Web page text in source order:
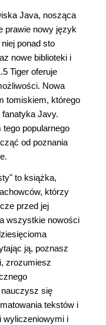
Java, nosząca
prawie nowy język
ponad sto
nowe biblioteki i
Tiger oferuje
Nowa
tomiskiem, którego
Javy.
popularnego
od poznania
to książka,
którzy
przed jej
wszystkie nowości
ją, poznasz
zrozumiesz
się
tekstów i
wyliczeniowymi i